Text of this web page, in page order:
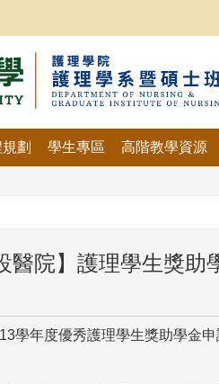
劃 學生專區 高階教學資源
醫院】護理學生獎助
度優秀護理學生獎助學金申請